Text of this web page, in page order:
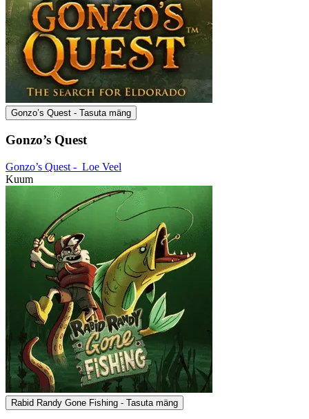
Gonzo’s Quest - Tasuta mäng
Gonzo’s Quest
Gonzo’s Quest - Loe Veel
Kuum
Rabid Randy Gone Fishing - Tasuta mäng